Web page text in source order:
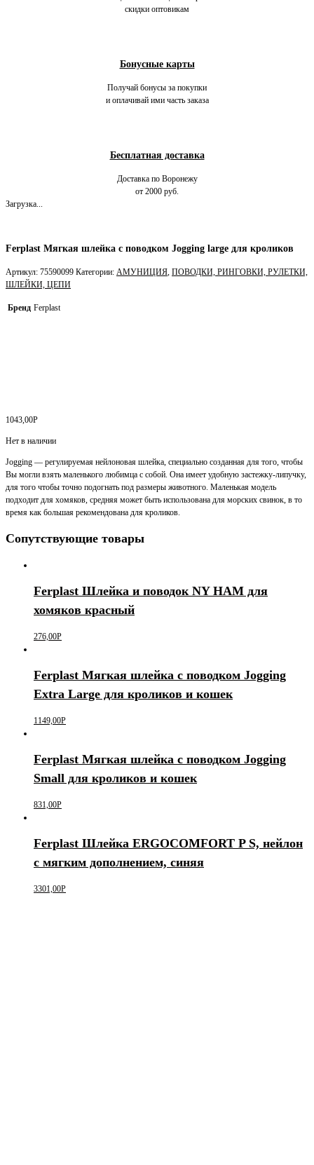
скидки оптовикам
Бонусные карты
Получай бонусы за покупки
и оплачивай ими часть заказа
Бесплатная доставка
Доставка по Воронежу
от 2000 руб.
Загрузка...
Ferplast Мягкая шлейка с поводком Jogging large для кроликов
Артикул: 75590099 Категории: АМУНИЦИЯ, ПОВОДКИ, РИНГОВКИ, РУЛЕТКИ,
ШЛЕЙКИ, ЦЕПИ
Бренд Ferplast
1043,00Р
Нет в наличии
Jogging — регулируемая нейлоновая шлейка, специально созданная для того, чтобы
Вы могли взять маленького любимца с собой. Она имеет удобную застежку-липучку,
для того чтобы точно подогнать под размеры животного. Маленькая модель
подходит для хомяков, средняя может быть использована для морских свинок, в то
время как большая рекомендована для кроликов.
Сопутствующие товары
Ferplast Шлейка и поводок NY HAM для
хомяков красный
276,00Р
Ferplast Мягкая шлейка с поводком Jogging
Extra Large для кроликов и кошек
1149,00Р
Ferplast Мягкая шлейка с поводком Jogging
Small для кроликов и кошек
831,00Р
Ferplast Шлейка ERGOCOMFORT P S, нейлон
с мягким дополнением, синяя
3301,00Р